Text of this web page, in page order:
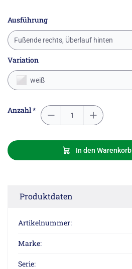
Ausführung
Fußende rechts, Überlauf hinten
Variation
weiß
Anzahl *
In den Warenkorb
Produktdaten
Artikelnummer:
Marke:
Serie: